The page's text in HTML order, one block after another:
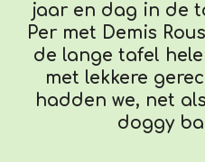
jaar en dag in de
Per met Demis
de lange tafel
met lekkere
hadden we, net
doggy